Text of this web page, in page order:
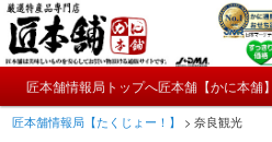
メ
イ
ン
ン
テ
サ
ブ
コ
テ
ン
匠本舗情報局【た
かにやおせちについてのおもしろ情報
ン
メ
イ
サ
ブ
匠本舗情報局トップへ匠本舗【かに本舗
匠本舗情報局【たくじょー！】 >奈良観光